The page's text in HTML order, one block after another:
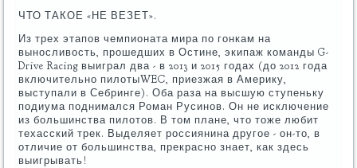
ЧТО ТАКОЕ «НЕ ВЕЗЕТ».
Из трех этапов чемпионата мира по гонкам на
выносливость, прошедших в Остине, экипаж команды G-
Drive Racing выиграл два - в 2013 и 2015 годах (до 2012 года
включительно пилотыWEC, приезжая в Америку,
выступали в Себринге). Оба раза на высшую ступеньку
подиума поднимался Роман Русинов. Он не исключение
из большинства пилотов. В том плане, что тоже любит
техасский трек. Выделяет россиянина другое - он-то, в
отличие от большинства, прекрасно знает, как здесь
выигрывать!